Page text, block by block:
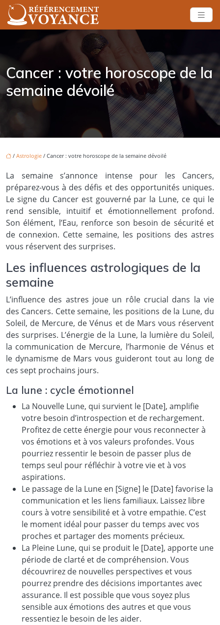
Cancer : votre horoscope de la
semaine dévoilé
/ Astrologie / Cancer : votre horoscope de la semaine dévoilé
La semaine s’annonce intense pour les Cancers,
préparez-vous à des défis et des opportunités uniques.
Le signe du Cancer est gouverné par la Lune, ce qui le
rend sensible, intuitif et émotionnellement profond.
Son élément, l’Eau, renforce son besoin de sécurité et
de connexion. Cette semaine, les positions des astres
vous réservent des surprises.
Les influences astrologiques de la
semaine
L’influence des astres joue un rôle crucial dans la vie
des Cancers. Cette semaine, les positions de la Lune, du
Soleil, de Mercure, de Vénus et de Mars vous réservent
des surprises. L’énergie de la Lune, la lumière du Soleil,
la communication de Mercure, l’harmonie de Vénus et
le dynamisme de Mars vous guideront tout au long de
ces sept prochains jours.
La lune : cycle émotionnel
La Nouvelle Lune, qui survient le [Date], amplifie
votre besoin d’introspection et de rechargement.
Profitez de cette énergie pour vous reconnecter à
vos émotions et à vos valeurs profondes. Vous
pourriez ressentir le besoin de passer plus de
temps seul pour réfléchir à votre vie et à vos
aspirations.
Le passage de la Lune en [Signe] le [Date] favorise la
communication et les liens familiaux. Laissez libre
cours à votre sensibilité et à votre empathie. C’est
le moment idéal pour passer du temps avec vos
proches et partager des moments précieux.
La Pleine Lune, qui se produit le [Date], apporte une
période de clarté et de compréhension. Vous
découvrirez de nouvelles perspectives et vous
pourrez prendre des décisions importantes avec
assurance. Il est possible que vous soyez plus
sensible aux émotions des autres et que vous
ressentiez le besoin de les aider.